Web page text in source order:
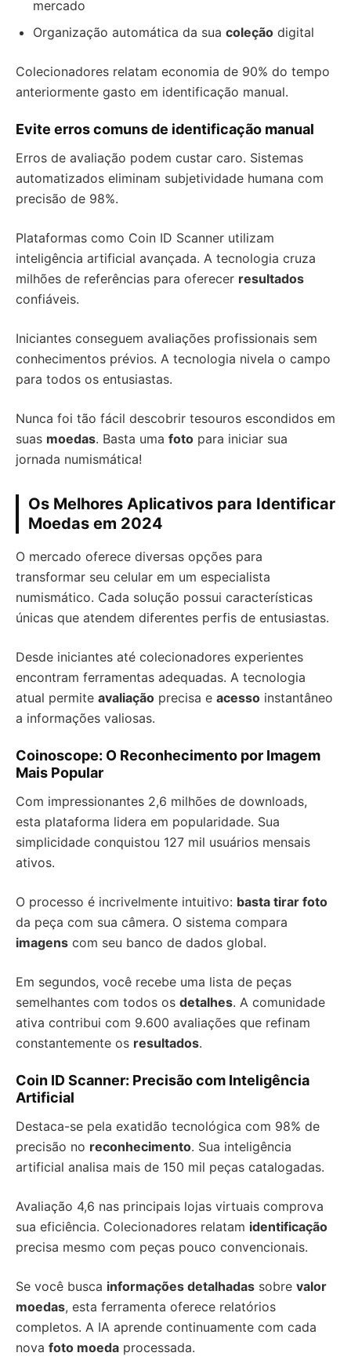
mercado
Organização automática da sua coleção digital
Colecionadores relatam economia de 90% do tempo
anteriormente gasto em identificação manual.
Evite erros comuns de identificação manual
Erros de avaliação podem custar caro. Sistemas
automatizados eliminam subjetividade humana com
precisão de 98%.
Plataformas como Coin ID Scanner utilizam
inteligência artificial avançada. A tecnologia cruza
milhões de referências para oferecer resultados
confiáveis.
Iniciantes conseguem avaliações profissionais sem
conhecimentos prévios. A tecnologia nivela o campo
para todos os entusiastas.
Nunca foi tão fácil descobrir tesouros escondidos em
suas moedas. Basta uma foto para iniciar sua
jornada numismática!
Os Melhores Aplicativos para Identificar
Moedas em 2024
O mercado oferece diversas opções para
transformar seu celular em um especialista
numismático. Cada solução possui características
únicas que atendem diferentes perfis de entusiastas.
Desde iniciantes até colecionadores experientes
encontram ferramentas adequadas. A tecnologia
atual permite avaliação precisa e acesso instantâneo
a informações valiosas.
Coinoscope: O Reconhecimento por Imagem
Mais Popular
Com impressionantes 2,6 milhões de downloads,
esta plataforma lidera em popularidade. Sua
simplicidade conquistou 127 mil usuários mensais
ativos.
O processo é incrivelmente intuitivo: basta tirar foto
da peça com sua câmera. O sistema compara
imagens com seu banco de dados global.
Em segundos, você recebe uma lista de peças
semelhantes com todos os detalhes. A comunidade
ativa contribui com 9.600 avaliações que refinam
constantemente os resultados.
Coin ID Scanner: Precisão com Inteligência
Artificial
Destaca-se pela exatidão tecnológica com 98% de
precisão no reconhecimento. Sua inteligência
artificial analisa mais de 150 mil peças catalogadas.
Avaliação 4,6 nas principais lojas virtuais comprova
sua eficiência. Colecionadores relatam identificação
precisa mesmo com peças pouco convencionais.
Se você busca informações detalhadas sobre valor
moedas, esta ferramenta oferece relatórios
completos. A IA aprende continuamente com cada
nova foto moeda processada.